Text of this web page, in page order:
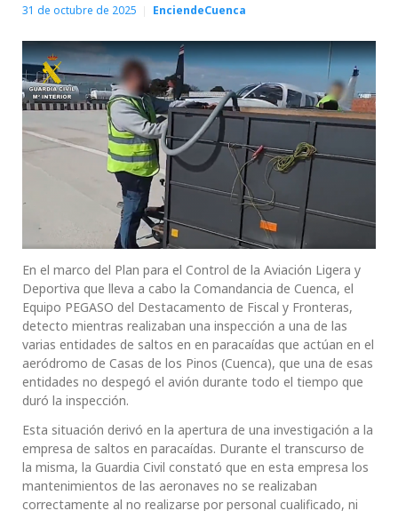
31 de octubre de 2025 EnciendeCuenca
En el marco del Plan para el Control de la Aviación Ligera y
Deportiva que lleva a cabo la Comandancia de Cuenca, el
Equipo PEGASO del Destacamento de Fiscal y Fronteras,
detecto mientras realizaban una inspección a una de las
varias entidades de saltos en en paracaídas que actúan en el
aeródromo de Casas de los Pinos (Cuenca), que una de esas
entidades no despegó el avión durante todo el tiempo que
duró la inspección.
Esta situación derivó en la apertura de una investigación a la
empresa de saltos en paracaídas. Durante el transcurso de
la misma, la Guardia Civil constató que en esta empresa los
mantenimientos de las aeronaves no se realizaban
correctamente al no realizarse por personal cualificado, ni